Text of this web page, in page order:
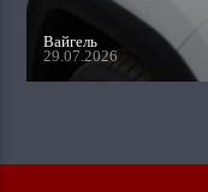
Вайгель
29.07.2026